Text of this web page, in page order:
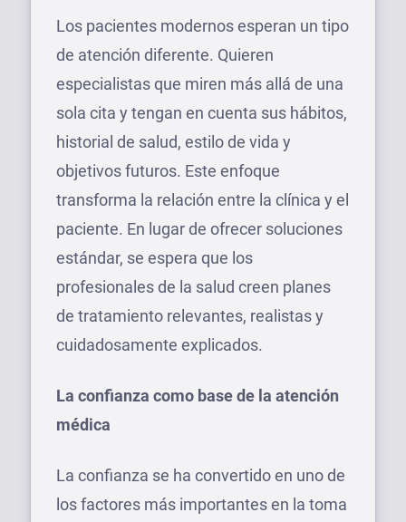
Los pacientes modernos esperan un tipo
de atención diferente. Quieren
especialistas que miren más allá de una
sola cita y tengan en cuenta sus hábitos,
historial de salud, estilo de vida y
objetivos futuros. Este enfoque
transforma la relación entre la clínica y el
paciente. En lugar de ofrecer soluciones
estándar, se espera que los
profesionales de la salud creen planes
de tratamiento relevantes, realistas y
cuidadosamente explicados.
La confianza como base de la atención
médica
La confianza se ha convertido en uno de
los factores más importantes en la toma